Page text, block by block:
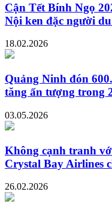
Cận Tết Bính Ngọ
Nội ken đặc người
18.02.2026
Quảng Ninh đón
tăng ấn tượng trong
03.05.2026
Không cạnh tranh
Crystal Bay Airlines
26.02.2026